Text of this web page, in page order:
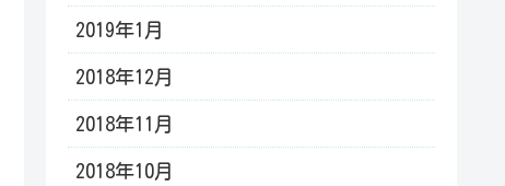
2019年1月
2018年12月
2018年11月
2018年10月